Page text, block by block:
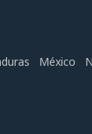
México